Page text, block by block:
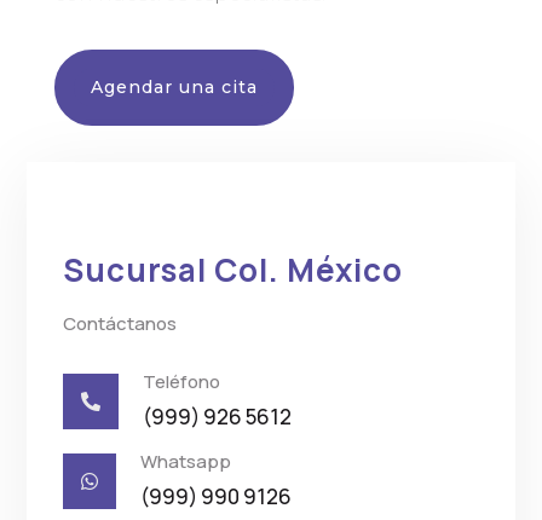
Agendar una cita
Sucursal Col. México
Contáctanos

Teléfono
(999) 926 5612

Whatsapp
(999) 990 9126